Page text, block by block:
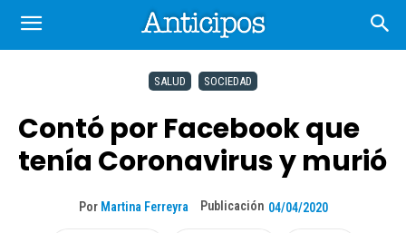
SALUD SOCIEDAD
Contó por Facebook que
tenía Coronavirus y murió
Por Martina Ferreyra Publicación 04/04/2020